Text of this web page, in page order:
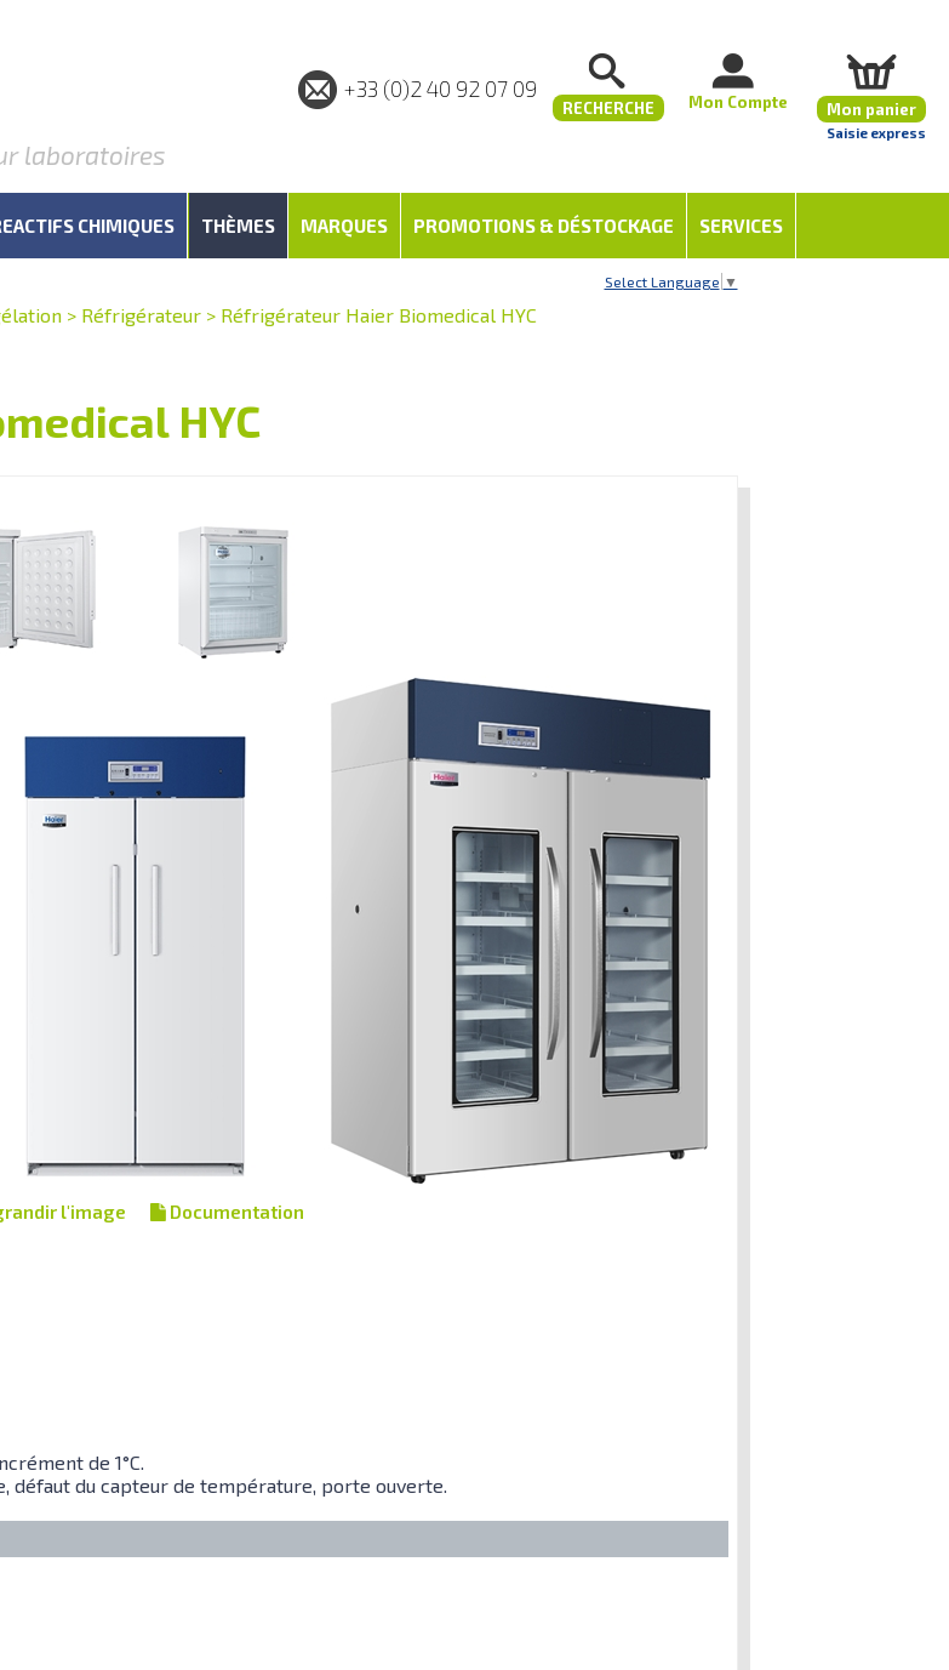
laboratoires
+33 (0)2 40 92 07 09
RECHERCHE Mon Compte Mon panier
Saisie express
CHIMIQUES THÈMES MARQUES PROMOTIONS & DÉSTOCKAGE SERVICES
Select Language ▼
> Réfrigérateur> Réfrigérateur Haier Biomedical HYC
HYC
l'image Documentation
de 1°C.
du capteur de température, porte ouverte.